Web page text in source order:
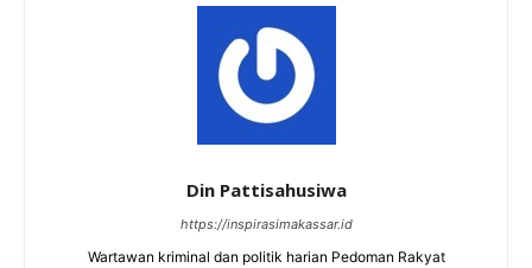
Din Pattisahusiwa
https://inspirasimakassar.id
Wartawan kriminal dan politik harian Pedoman Rakyat